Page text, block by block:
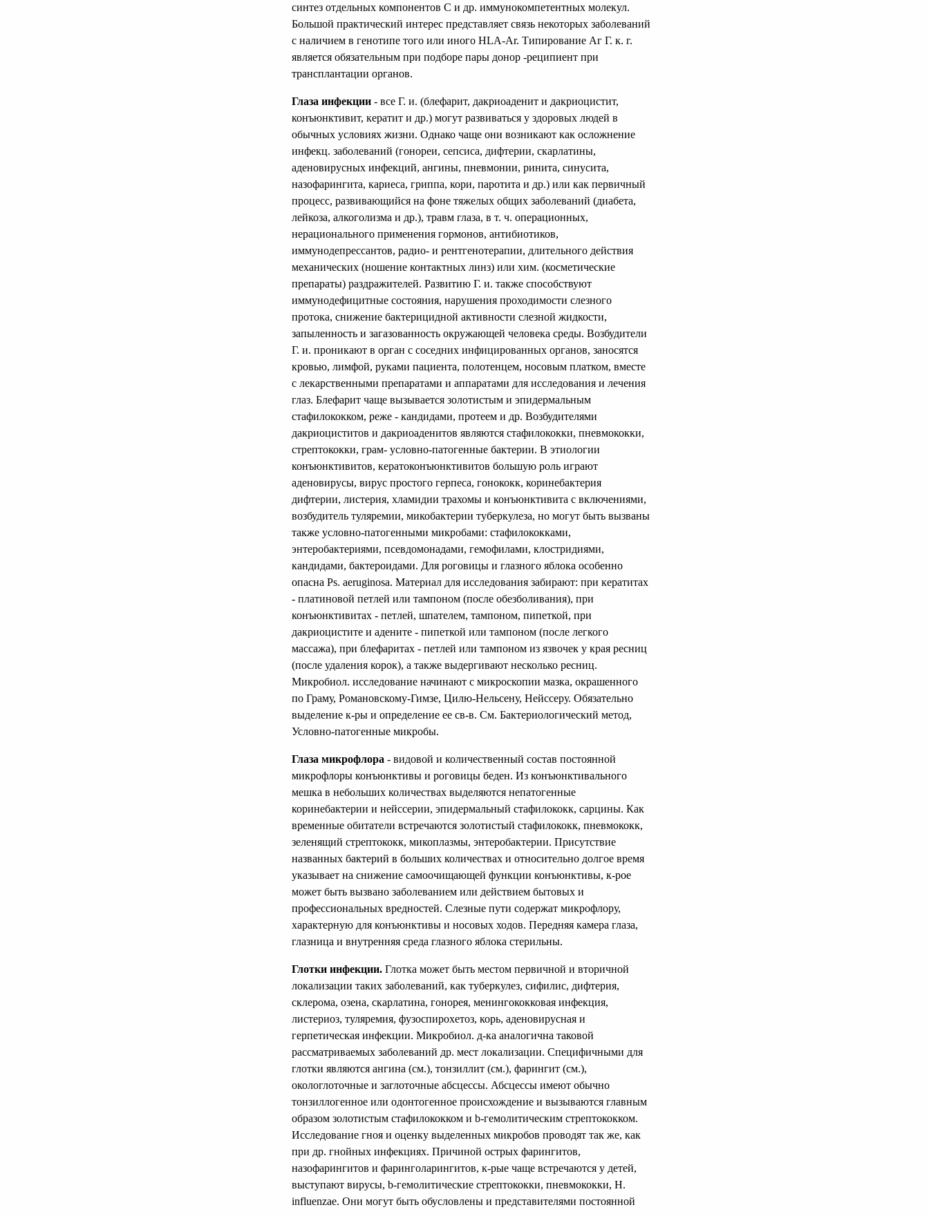
синтез отдельных компонентов С и др. иммунокомпетентных молекул.
Большой практический интерес представляет связь некоторых заболеваний
с наличием в генотипе того или иного HLA-Ar. Типирование Аг Г. к. г.
является обязательным при подборе пары донор -реципиент при
трансплантации органов.
Глаза инфекции - все Г. и. (блефарит, дакриоаденит и дакриоцистит,
конъюнктивит, кератит и др.) могут развиваться у здоровых людей в
обычных условиях жизни. Однако чаще они возникают как осложнение
инфекц. заболеваний (гонореи, сепсиса, дифтерии, скарлатины,
аденовирусных инфекций, ангины, пневмонии, ринита, синусита,
назофарингита, кариеса, гриппа, кори, паротита и др.) или как первичный
процесс, развивающийся на фоне тяжелых общих заболеваний (диабета,
лейкоза, алкоголизма и др.), травм глаза, в т. ч. операционных,
нерационального применения гормонов, антибиотиков,
иммунодепрессантов, радио- и рентгенотерапии, длительного действия
механических (ношение контактных линз) или хим. (косметические
препараты) раздражителей. Развитию Г. и. также способствуют
иммунодефицитные состояния, нарушения проходимости слезного
протока, снижение бактерицидной активности слезной жидкости,
запыленность и загазованность окружающей человека среды. Возбудители
Г. и. проникают в орган с соседних инфицированных органов, заносятся
кровью, лимфой, руками пациента, полотенцем, носовым платком, вместе
с лекарственными препаратами и аппаратами для исследования и лечения
глаз. Блефарит чаще вызывается золотистым и эпидермальным
стафилококком, реже - кандидами, протеем и др. Возбудителями
дакриоциститов и дакриоаденитов являются стафилококки, пневмококки,
стрептококки, грам- условно-патогенные бактерии. В этиологии
конъюнктивитов, кератоконъюнктивитов большую роль играют
аденовирусы, вирус простого герпеса, гонококк, коринебактерия
дифтерии, листерия, хламидии трахомы и конъюнктивита с включениями,
возбудитель туляремии, микобактерии туберкулеза, но могут быть вызваны
также условно-патогенными микробами: стафилококками,
энтеробактериями, псевдомонадами, гемофилами, клостридиями,
кандидами, бактероидами. Для роговицы и глазного яблока особенно
опасна Ps. aeruginosa. Материал для исследования забирают: при кератитах
- платиновой петлей или тампоном (после обезболивания), при
конъюнктивитах - петлей, шпателем, тампоном, пипеткой, при
дакриоцистите и адените - пипеткой или тампоном (после легкого
массажа), при блефаритах - петлей или тампоном из язвочек у края ресниц
(после удаления корок), а также выдергивают несколько ресниц.
Микробиол. исследование начинают с микроскопии мазка, окрашенного
по Граму, Романовскому-Гимзе, Цилю-Нельсену, Нейссеру. Обязательно
выделение к-ры и определение ее св-в. См. Бактериологический метод,
Условно-патогенные микробы.
Глаза микрофлора - видовой и количественный состав постоянной
микрофлоры конъюнктивы и роговицы беден. Из конъюнктивального
мешка в небольших количествах выделяются непатогенные
коринебактерии и нейссерии, эпидермальный стафилококк, сарцины. Как
временные обитатели встречаются золотистый стафилококк, пневмококк,
зеленящий стрептококк, микоплазмы, энтеробактерии. Присутствие
названных бактерий в больших количествах и относительно долгое время
указывает на снижение самоочищающей функции конъюнктивы, к-рое
может быть вызвано заболеванием или действием бытовых и
профессиональных вредностей. Слезные пути содержат микрофлору,
характерную для конъюнктивы и носовых ходов. Передняя камера глаза,
глазница и внутренняя среда глазного яблока стерильны.
Глотки инфекции. Глотка может быть местом первичной и вторичной
локализации таких заболеваний, как туберкулез, сифилис, дифтерия,
склерома, озена, скарлатина, гонорея, менингококковая инфекция,
листериоз, туляремия, фузоспирохетоз, корь, аденовирусная и
герпетическая инфекции. Микробиол. д-ка аналогична таковой
рассматриваемых заболеваний др. мест локализации. Специфичными для
глотки являются ангина (см.), тонзиллит (см.), фарингит (см.),
окологлоточные и заглоточные абсцессы. Абсцессы имеют обычно
тонзиллогенное или одонтогенное происхождение и вызываются главным
образом золотистым стафилококком и b-гемолитическим стрептококком.
Исследование гноя и оценку выделенных микробов проводят так же, как
при др. гнойных инфекциях. Причиной острых фарингитов,
назофарингитов и фаринголарингитов, к-рые чаще встречаются у детей,
выступают вирусы, b-гемолитические стрептококки, пневмококки, Н.
influenzae. Они могут быть обусловлены и представителями постоянной